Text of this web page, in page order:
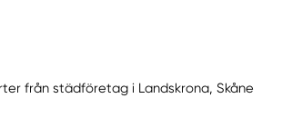
från städföretag i Landskrona, Skåne